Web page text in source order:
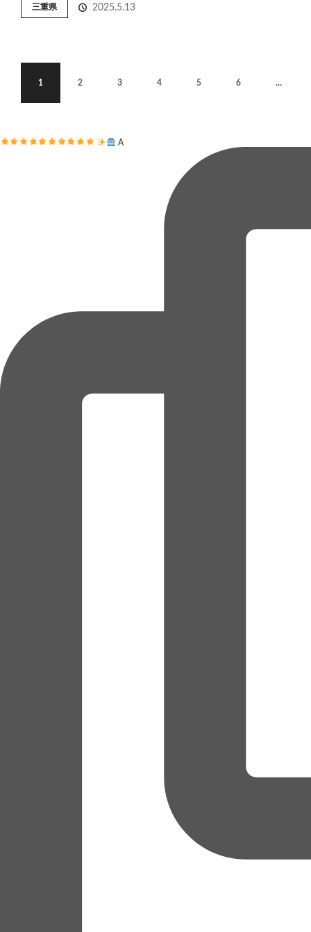
三重県 2025.5.13
1 2 3 4 5 6 …
A